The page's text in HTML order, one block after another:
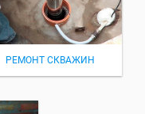
РЕМОНТ СКВАЖИН